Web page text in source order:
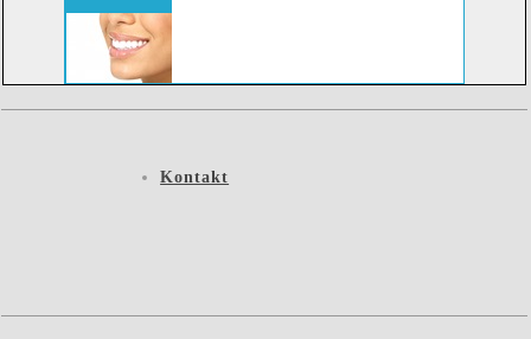
Kontakt